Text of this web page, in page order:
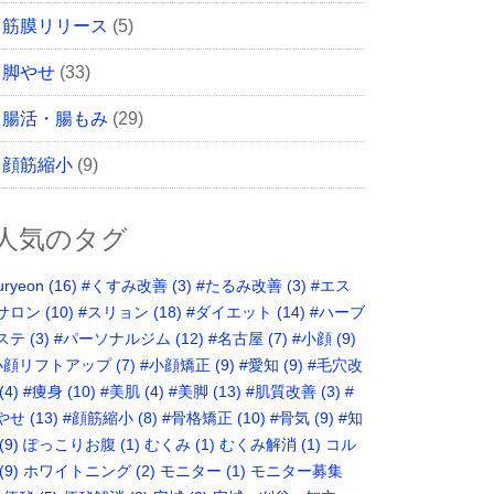
筋膜リリース (5)
脚やせ (33)
腸活・腸もみ (29)
顔筋縮小 (9)
気のタグ
(16) #くすみ改善 (3) #たるみ改善 (3) #エス
ロン (10) #スリョン (18) #ダイエット (14) #ハーブ
テ (3) #パーソナルジム (12) #名古屋 (7) #小顔 (9)
顔リフトアップ(7) #小顔矯正 (9) #愛知 (9) #毛穴改
(4) #痩身 (10) #美肌 (4) #美脚 (13) #肌質改善 (3) #
せ (13) #顔筋縮小 (8) #骨格矯正‬ (10) #骨気 (9) ‪#知
(9) ぽっこりお腹 (1) むくみ (1) むくみ解消 (1) コル
(9) ホワイトニング (2) モニター (1) モニター募集